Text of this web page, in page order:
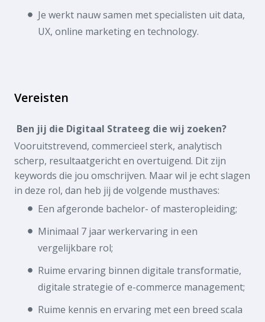
Je werkt nauw samen met specialisten uit data,
UX, online marketing en technology.
Vereisten
Ben jij die Digitaal Strateeg die wij zoeken?
Vooruitstrevend, commercieel sterk, analytisch
scherp, resultaatgericht en overtuigend. Dit zijn
keywords die jou omschrijven. Maar wil je echt slagen
in deze rol, dan heb jij de volgende musthaves:
Een afgeronde bachelor- of masteropleiding;
Minimaal 7 jaar werkervaring in een
vergelijkbare rol;
Ruime ervaring binnen digitale transformatie,
digitale strategie of e-commerce management;
Ruime kennis en ervaring met een breed scala